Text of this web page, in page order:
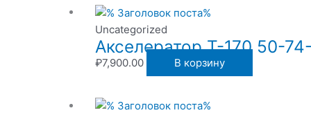
Uncategorized
Акселератор Т-170 50-
₽7,900.00 В корзину